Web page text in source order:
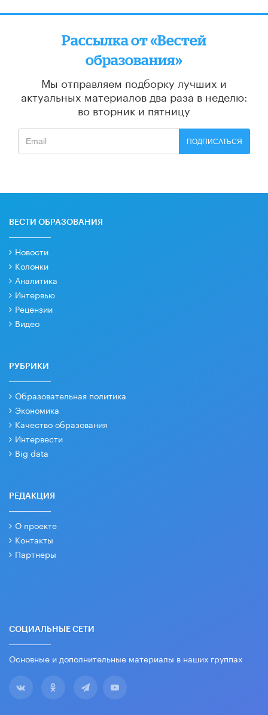
Рассылка от «Вестей
образования»
Мы отправляем подборку лучших и
актуальных материалов два раза в неделю:
во вторник и пятницу
ПОДПИСАТЬСЯ
ВЕСТИ ОБРАЗОВАНИЯ
Новости
Колонки
Аналитика
Интервью
Рецензии
Видео
РУБРИКИ
Образовательная политика
Экономика
Качество образования
Интервести
Big data
РЕДАКЦИЯ
О проекте
Контакты
Партнеры
СОЦИАЛЬНЫЕ СЕТИ
Основные и дополнительные материалы в наших группах